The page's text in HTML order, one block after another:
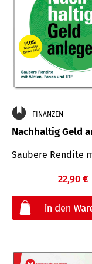
FINANZEN
Nachhaltig Geld
Saubere Rendite
22,90 €